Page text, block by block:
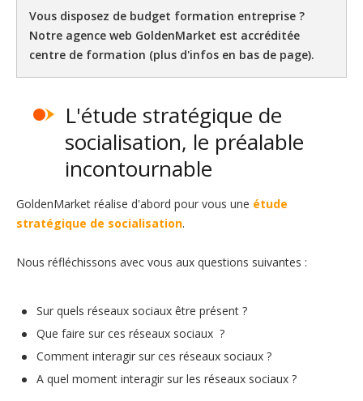
Vous disposez de budget formation entreprise ?
Notre agence web GoldenMarket est accréditée
centre de formation (plus d'infos en bas de page).
L'étude stratégique de
socialisation, le préalable
incontournable
GoldenMarket réalise d'abord pour vous une étude
stratégique de socialisation.
Nous réfléchissons avec vous aux questions suivantes :
Sur quels réseaux sociaux être présent ?
Que faire sur ces réseaux sociaux ?
Comment interagir sur ces réseaux sociaux ?
A quel moment interagir sur les réseaux sociaux ?